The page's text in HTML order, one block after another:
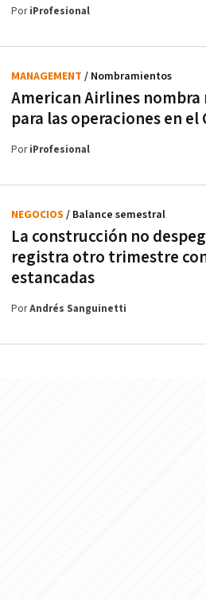
PoriProfesional
American Airlines
para las operaciones en el
MANAGEMENT / Nombramientos
PoriProfesional
La construcción no
registra otro trimestre
estancadas
NEGOCIOS / Balance semestral
PorAndrés Sanguinetti